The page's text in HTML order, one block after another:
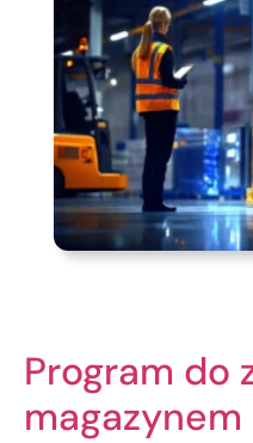
Program do
magazynem